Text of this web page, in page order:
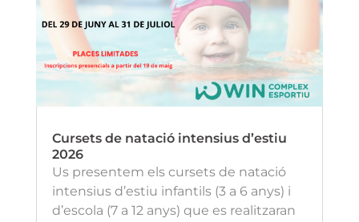
Cursets de natació intensius d’estiu
2026
Us presentem els cursets de natació
intensius d’estiu infantils (3 a 6 anys) i
d’escola (7 a 12 anys) que es realitzaran